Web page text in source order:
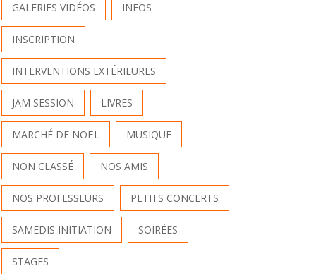
GALERIES VIDÉOS INFOS
INSCRIPTION
INTERVENTIONS EXTÉRIEURES
JAM SESSION LIVRES
MARCHÉ DE NOËL MUSIQUE
NON CLASSÉ NOS AMIS
NOS PROFESSEURS PETITS CONCERTS
SAMEDIS INITIATION SOIRÉES
STAGES